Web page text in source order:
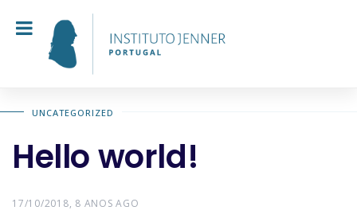
UNCATEGORIZED
Hello world!
17/10/2018, 8 ANOS AGO